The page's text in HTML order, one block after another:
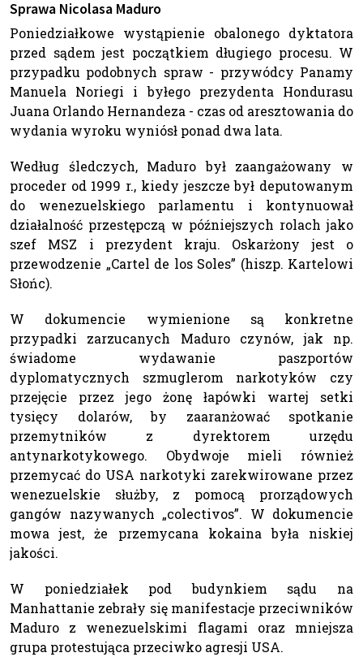
Sprawa Nicolasa Maduro
Poniedziałkowe wystąpienie obalonego dyktatora
przed sądem jest początkiem długiego procesu. W
przypadku podobnych spraw - przywódcy Panamy
Manuela Noriegi i byłego prezydenta Hondurasu
Juana Orlando Hernandeza - czas od aresztowania do
wydania wyroku wyniósł ponad dwa lata.
Według śledczych, Maduro był zaangażowany w
proceder od 1999 r., kiedy jeszcze był deputowanym
do wenezuelskiego parlamentu i kontynuował
działalność przestępczą w późniejszych rolach jako
szef MSZ i prezydent kraju. Oskarżony jest o
przewodzenie „Cartel de los Soles” (hiszp. Kartelowi
Słońc).
W dokumencie wymienione są konkretne
przypadki zarzucanych Maduro czynów, jak np.
świadome wydawanie paszportów
dyplomatycznych szmuglerom narkotyków czy
przejęcie przez jego żonę łapówki wartej setki
tysięcy dolarów, by zaaranżować spotkanie
przemytników z dyrektorem urzędu
antynarkotykowego. Obydwoje mieli również
przemycać do USA narkotyki zarekwirowane przez
wenezuelskie służby, z pomocą prorządowych
gangów nazywanych „colectivos”. W dokumencie
mowa jest, że przemycana kokaina była niskiej
jakości.
W poniedziałek pod budynkiem sądu na
Manhattanie zebrały się manifestacje przeciwników
Maduro z wenezuelskimi flagami oraz mniejsza
grupa protestująca przeciwko agresji USA.